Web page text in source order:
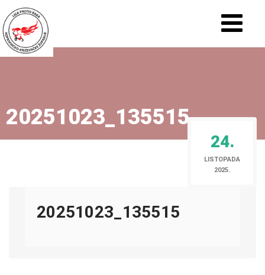
20251023_135515
24.
LISTOPADA
2025.
20251023_135515